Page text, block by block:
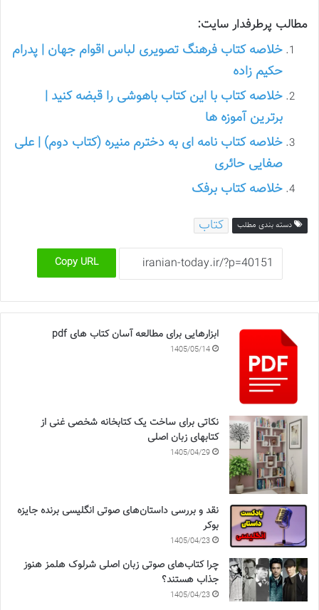
مطالب پرطرفدار سایت:
خلاصه کتاب فرهنگ تصویری لباس اقوام جهان | پدرام
حکیم زاده
خلاصه کتاب با این کتاب باهوشی را قبضه کنید |
برترین آموزه ها
خلاصه کتاب نامه ای به دخترم منیره (کتاب دوم) | علی
صفایی حائری
خلاصه کتاب برفک
دسته بندی مطلب کتاب
Copy URL
ابزارهایی برای مطالعه آسان کتاب های pdf
1405/05/14
نکاتی برای ساخت یک کتابخانه شخصی غنی از
کتابهای زبان اصلی
1405/04/29
نقد و بررسی داستان‌های صوتی انگلیسی برنده جایزه
بوکر
1405/04/23
چرا کتاب‌های صوتی زبان اصلی شرلوک هلمز هنوز
جذاب هستند؟
1405/04/23